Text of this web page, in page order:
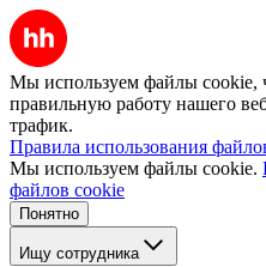
Мы используем файлы cookie,
правильную работу нашего
трафик.
Правила использования
Мы используем файлы cookie.
файлов cookie
Понятно
Ищу сотрудника